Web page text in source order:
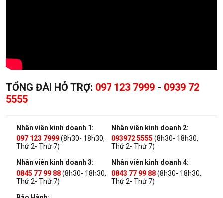
TỔNG ĐÀI HỖ TRỢ: 097 123 7999 - 0939 72
5555
Nhân viên kinh doanh 1:
097 123 7999(8h30- 18h30,
Thứ 2- Thứ 7)
Nhân viên kinh doanh 2:
093972 5555 (8h30- 18h30,
Thứ 2- Thứ 7)
Nhân viên kinh doanh 3:
0845 77 99 88(8h30- 18h30,
Thứ 2- Thứ 7)
Nhân viên kinh doanh 4:
0843 77 99 88(8h30- 18h30,
Thứ 2- Thứ 7)